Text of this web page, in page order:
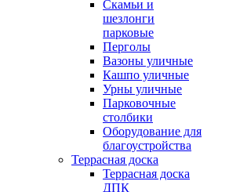
Скамьи и
шезлонги
парковые
Перголы
Вазоны уличные
Кашпо уличные
Урны уличные
Парковочные
столбики
Оборудование для
благоустройства
Террасная доска
Террасная доска
ДПК